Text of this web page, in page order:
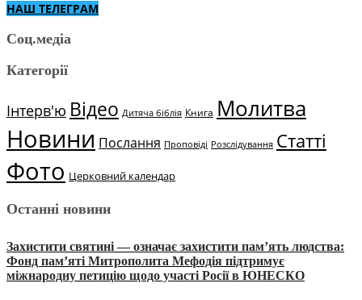
НАШ ТЕЛЕГРАМ
Соц.медіа
Категорії
Інтерв'ю Відео Дитяча біблія Книга Молитва
Новини Послання Проповіді Розслідування Статті
Фото Церковний календар
Останні новини
Захистити святині — означає захистити пам’ять людства:
Фонд пам’яті Митрополита Мефодія підтримує
міжнародну петицію щодо участі Росії в ЮНЕСКО